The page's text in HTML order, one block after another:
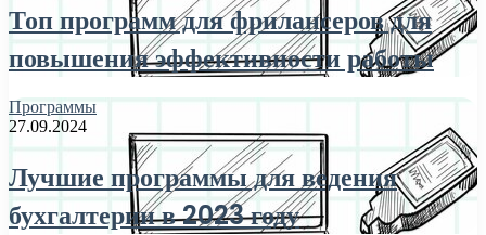
Топ программ для фрилансеров для
повышения эффективности работы
Программы
27.09.2024
Лучшие программы для ведения
бухгалтерии в 2023 году